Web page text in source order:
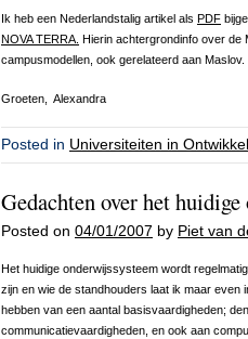
Ik heb een Nederlandstalig artikel als PDF
NOVA TERRA.
Hierin achtergrondinfo over de
campusmodellen, ook gerelateerd aan
Groeten, Alexandra
Posted in Universiteiten in
Gedachten over het
Posted on 04/01/2007 by Piet van
Het huidige onderwijssysteem wordt
zijn en wie de standhouders laat ik maar even
hebben van een aantal basisvaardigheden;
communicatievaardigheden, en ook aan